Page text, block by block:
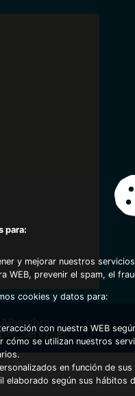
Servynet
para:
y mejorar nuestros
WEB, prevenir el spam, el
cookies y datos para:
con nuestra WEB
cómo se utilizan nuestros
en función de
elaborado según sus hábitos